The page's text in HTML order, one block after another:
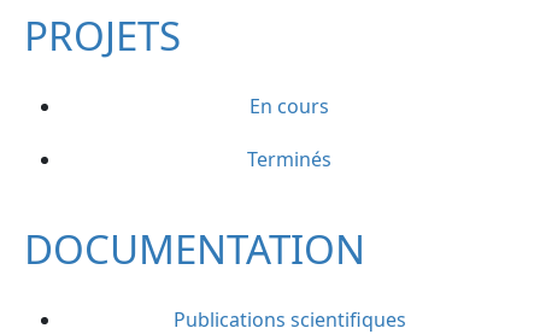
PROJETS
En cours
Terminés
DOCUMENTATION
Publications scientifiques